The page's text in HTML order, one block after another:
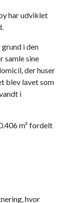
har udviklet
i den
samle sine
der huser
blev lavet som
i
m² fordelt
hvor